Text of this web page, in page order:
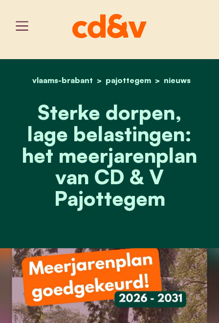
home
vlaams-brabant pajottegem nieuws
sterke dorpen, lage
Sterke dorpen,
lage belastingen:
het meerjarenplan
van CD & V
Pajottegem